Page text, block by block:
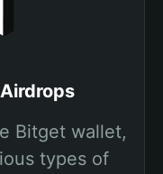
Airdrops
Bitget wallet,
types of